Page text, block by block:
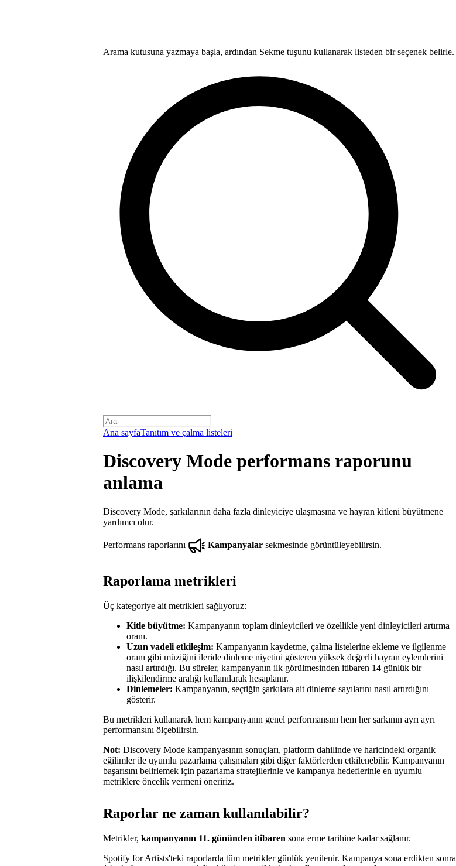
Arama kutusuna yazmaya başla, ardından Sekme tuşunu kullanarak listeden bir seçenek belirle.
Ana sayfaTanıtım ve çalma listeleri
Discovery Mode performans raporunu
anlama
Discovery Mode, şarkılarının daha fazla dinleyiciye ulaşmasına ve hayran kitleni büyütmene
yardımcı olur.
Performans raporlarını Kampanyalar sekmesinde görüntüleyebilirsin.
Raporlama metrikleri
Üç kategoriye ait metrikleri sağlıyoruz:
Kitle büyütme: Kampanyanın toplam dinleyicileri ve özellikle yeni dinleyicileri artırma
oranı.
Uzun vadeli etkileşim: Kampanyanın kaydetme, çalma listelerine ekleme ve ilgilenme
oranı gibi müziğini ileride dinleme niyetini gösteren yüksek değerli hayran eylemlerini
nasıl artırdığı. Bu süreler, kampanyanın ilk görülmesinden itibaren 14 günlük bir
ilişkilendirme aralığı kullanılarak hesaplanır.
Dinlemeler: Kampanyanın, seçtiğin şarkılara ait dinleme sayılarını nasıl artırdığını
gösterir.
Bu metrikleri kullanarak hem kampanyanın genel performansını hem her şarkının ayrı ayrı
performansını ölçebilirsin.
Not: Discovery Mode kampanyasının sonuçları, platform dahilinde ve haricindeki organik
eğilimler ile uyumlu pazarlama çalışmaları gibi diğer faktörlerden etkilenebilir. Kampanyanın
başarısını belirlemek için pazarlama stratejilerinle ve kampanya hedeflerinle en uyumlu
metriklere öncelik vermeni öneririz.
Raporlar ne zaman kullanılabilir?
Metrikler, kampanyanın 11. gününden itibaren sona erme tarihine kadar sağlanır.
Spotify for Artists'teki raporlarda tüm metrikler günlük yenilenir. Kampanya sona erdikten sonra